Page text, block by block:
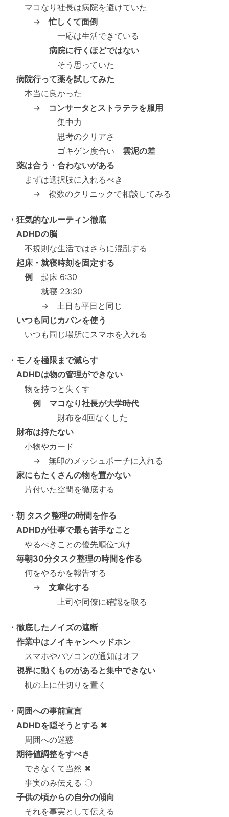
マコなり社長は病院を避けていた
→忙しくて面倒
一応は生活できている
病院に行くほどではない
そう思っていた
病院行って薬を試してみた
本当に良かった
→ コンサータとストラテラを服用
集中力
思考のクリアさ
ゴキゲン度合い 雲泥の差
薬は合う・合わないがある
まずは選択肢に入れるべき
→ 複数のクリニックで相談してみる
・狂気的なルーティン徹底
ADHDの脳
不規則な生活ではさらに混乱する
起床・就寝時刻を固定する
例
起床 6:30
就寝 23:30
→ 土日も平日と同じ
いつも同じカバンを使う
いつも同じ場所にスマホを入れる
・モノを極限まで減らす
ADHDは物の管理ができない
物を持つと失くす
例 マコなり社長が大学時代
財布を4回なくした
財布は持たない
小物やカード
→ 無印のメッシュポーチに入れる
家にもたくさんの物を置かない
片付いた空間を徹底する
・朝 タスク整理の時間を作る
ADHDが仕事で最も苦手なこと
やるべきことの優先順位づけ
毎朝30分タスク整理の時間を作る
何をやるかを報告する
→ 文章化する
上司や同僚に確認を取る
・徹底したノイズの遮断
作業中はノイキャンヘッドホン
スマホやパソコンの通知はオフ
視界に動くものがあると集中できない
机の上に仕切りを置く
・周囲への事前宣言
ADHDを隠そうとする ✖
周囲への迷惑
期待値調整をすべき
できなくて当然 ✖
事実のみ伝える 〇
子供の頃からの自分の傾向
それを事実として伝える